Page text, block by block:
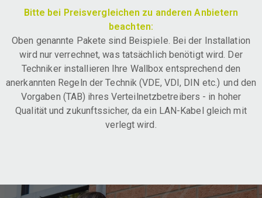
Bitte bei Preisvergleichen zu anderen Anbietern
beachten:
Oben genannte Pakete sind Beispiele. Bei der Installation
wird nur verrechnet, was tatsächlich benötigt wird. Der
Techniker installieren Ihre Wallbox entsprechend den
anerkannten Regeln der Technik (VDE, VDI, DIN etc.) und den
Vorgaben (TAB) ihres Verteilnetzbetreibers - in hoher
Qualität und zukunftssicher, da ein LAN-Kabel gleich mit
verlegt wird.